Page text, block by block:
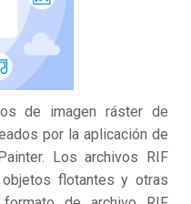
de imagen ráster de
por la aplicación de
Los archivos RIF
flotantes y otras